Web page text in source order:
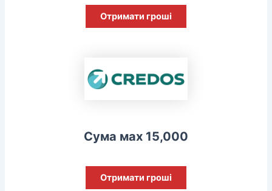
Отримати гроші
Сума мах 15,000
Отримати гроші